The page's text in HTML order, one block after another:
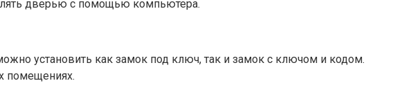
дверью с помощью компьютера.
установить как замок под ключ, так и замок с ключом и кодом.
помещениях.